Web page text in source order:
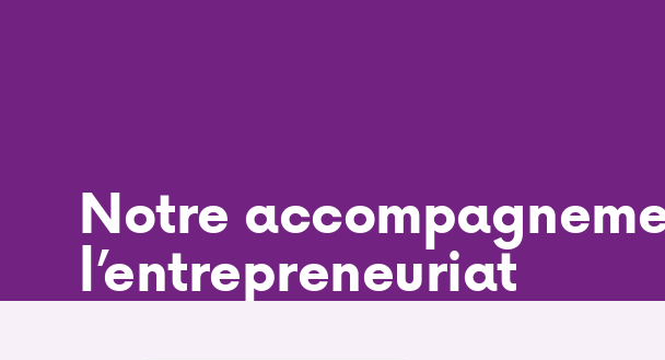
Notre
l’entrepreneuriat